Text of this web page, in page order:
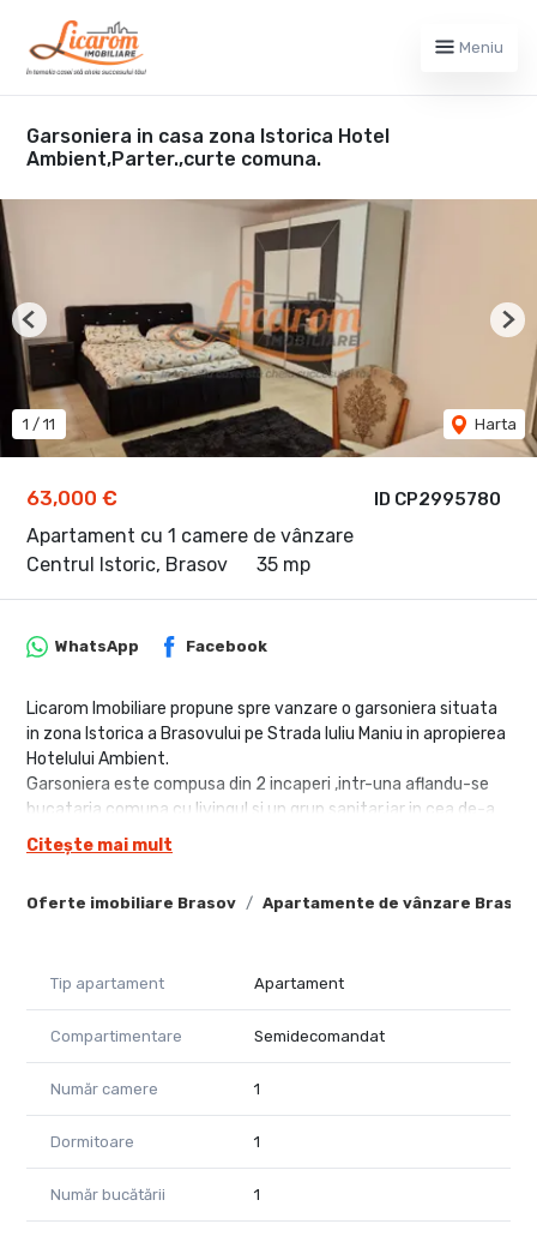
Meniu
Garsoniera in casa zona Istorica Hotel
Ambient,Parter.,curte comuna.
ID CP2995780
63,000 €
Apartament cu 1 camere de vânzare
Centrul Istoric, Brasov
35 mp
1 / 11 Harta
Previous
Oferte imobiliare Brasov Apartamente de vânzare Brasov
WhatsApp Facebook
Licarom Imobiliare propune spre vanzare o garsoniera situata
in zona Istorica a Brasovului pe Strada Iuliu Maniu in apropierea
Hotelului Ambient.
Garsoniera este compusa din 2 incaperi ,intr-una aflandu-se
bucataria comuna cu livingul si un grup sanitar,iar in cea de-a
doua incapere se afla dormitorul si baia.
Garsoniera este dotata cu gresie,faianta,parchet si geamuri
fotografii.
Tinand cont de locatia imobilului,se preteaza foarte bine
pentru a fi inchiriata in "regim hotelier" ulterior achizitiei.
Pretul este 63000 euro negociabil.
Se accepta doar plata cash,nu se accepta credit ipotecar.
Pentru mai multe informatii si vizionari,nu ezitati sa ne
contactati la telefon 0723985424 Consultant Imobiliar
Liliana si 0741059397 Consultant imobiliar Calin
Citește mai mult
Tip apartament Apartament
Compartimentare Semidecomandat
Număr camere 1
Dormitoare 1
Număr bucătării 1